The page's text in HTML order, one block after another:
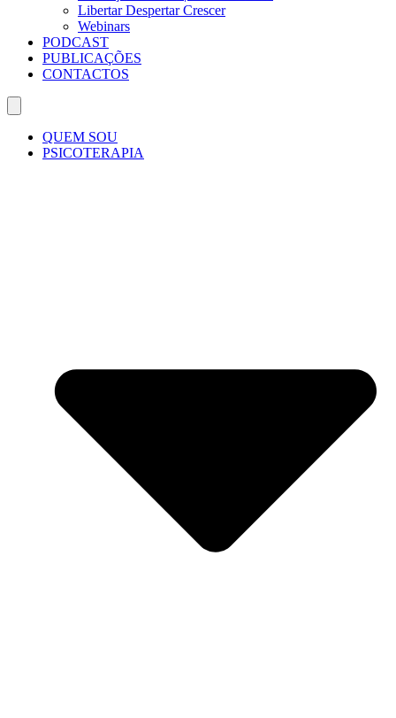
Libertar Despertar Crescer
Webinars
PODCAST
PUBLICAÇÕES
CONTACTOS
QUEM SOU
PSICOTERAPIA